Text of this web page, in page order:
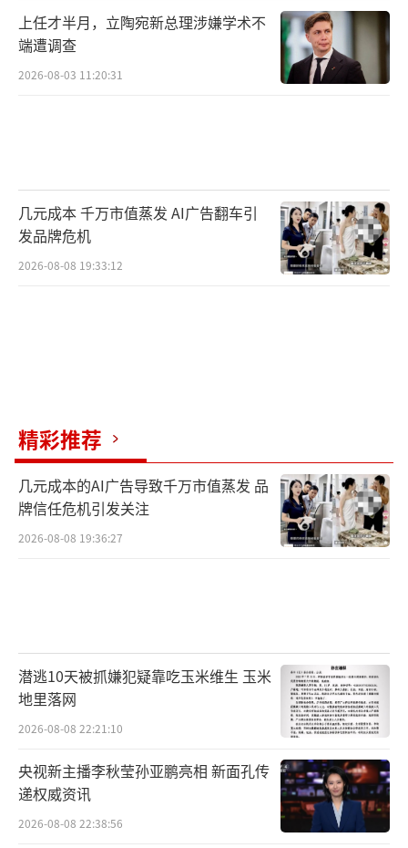
上任才半月，立陶宛新总理涉嫌学术不
端遭调查
2026-08-03 11:20:31
几元成本 千万市值蒸发 AI广告翻车引
发品牌危机
2026-08-08 19:33:12
精彩推荐
几元成本的AI广告导致千万市值蒸发 品
牌信任危机引发关注
2026-08-08 19:36:27
潜逃10天被抓嫌犯疑靠吃玉米维生 玉米
地里落网
2026-08-08 22:21:10
央视新主播李秋莹孙亚鹏亮相 新面孔传
递权威资讯
2026-08-08 22:38:56